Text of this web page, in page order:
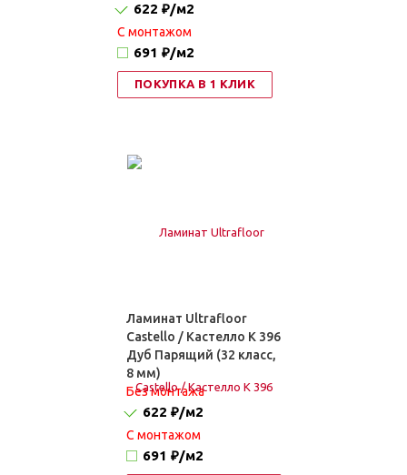
622 ₽/м2
C монтажом
691 ₽/м2
ПОКУПКА В 1 КЛИК
Ламинат Ultrafloor
Castello / Кастелло K 396
Дуб Парящий (32 класс,
8 мм)
Без монтажа
622 ₽/м2
C монтажом
691 ₽/м2